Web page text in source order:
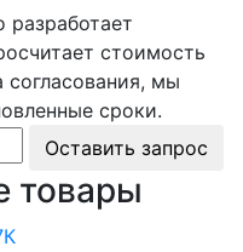
стоимость
согласования, мы
сроки.
Оставить запрос
товары